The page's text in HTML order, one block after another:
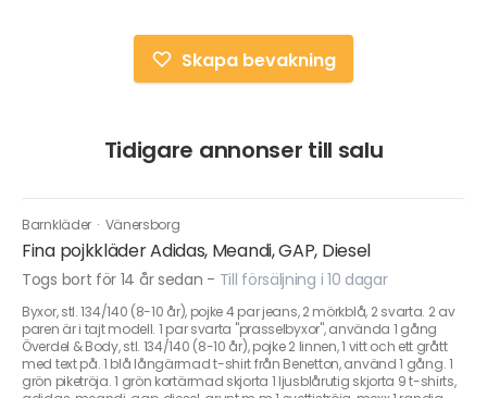
Skapa bevakning
Tidigare annonser till salu
Barnkläder · Vänersborg
Fina pojkkläder Adidas, Meandi, GAP, Diesel
Togs bort för 14 år sedan - Till försäljning i 10 dagar
Byxor, stl. 134/140 (8-10 år), pojke 4 par jeans, 2 mörkblå, 2 svarta. 2 av
paren är i tajt modell. 1 par svarta "prasselbyxor", använda 1 gång
Överdel & Body, stl. 134/140 (8-10 år), pojke 2 linnen, 1 vitt och ett grått
med text på. 1 blå långärmad t-shirt från Benetton, använd 1 gång. 1
grön piketröja. 1 grön kortärmad skjorta 1 ljusblårutig skjorta 9 t-shirts,